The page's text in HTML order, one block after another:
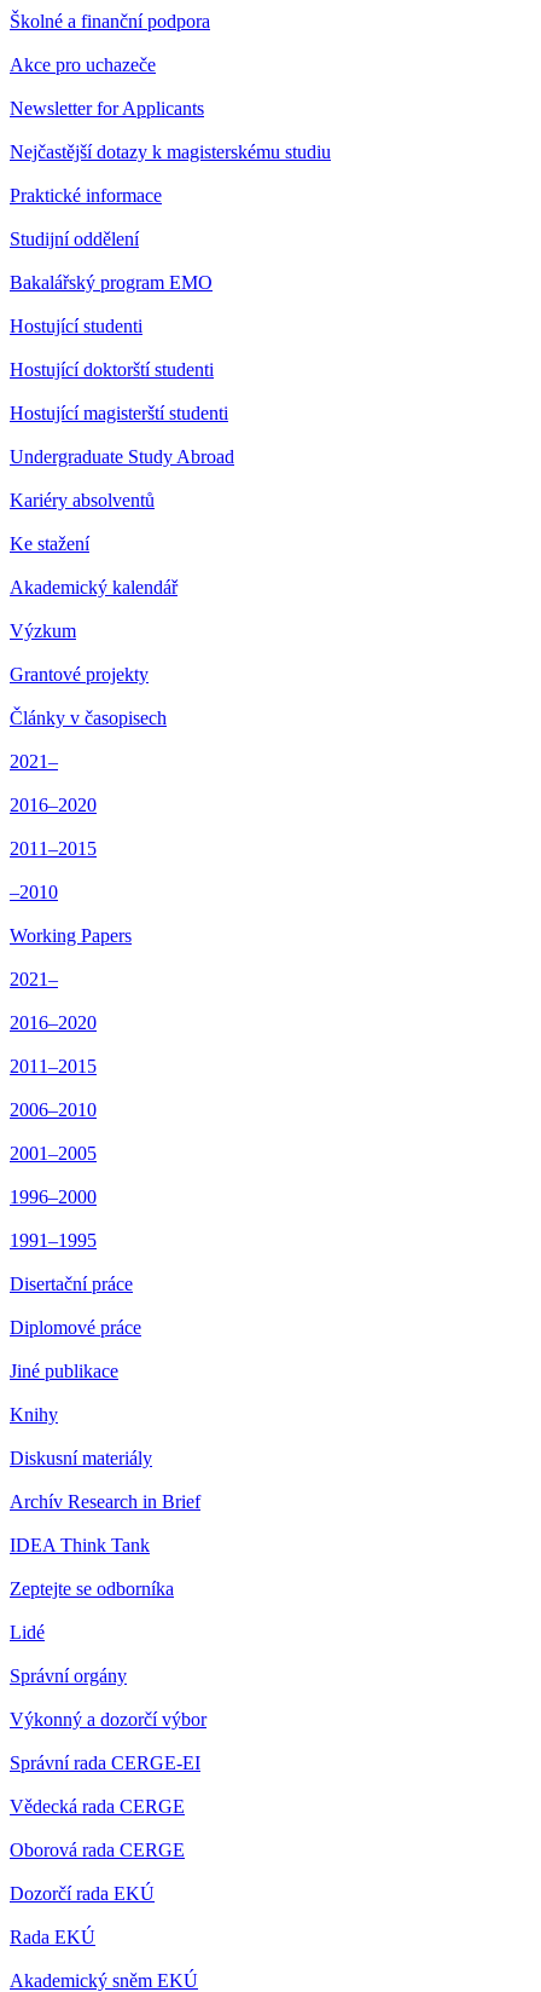
Školné a finanční podpora
Akce pro uchazeče
Newsletter for Applicants
Nejčastější dotazy k magisterskému studiu
Praktické informace
Studijní oddělení
Bakalářský program EMO
Hostující studenti
Hostující doktorští studenti
Hostující magisterští studenti
Undergraduate Study Abroad
Kariéry absolventů
Ke stažení
Akademický kalendář
Výzkum
Grantové projekty
Články v časopisech
2021–
2016–2020
2011–2015
–2010
Working Papers
2021–
2016–2020
2011–2015
2006–2010
2001–2005
1996–2000
1991–1995
Disertační práce
Diplomové práce
Jiné publikace
Knihy
Diskusní materiály
Archív Research in Brief
IDEA Think Tank
Zeptejte se odborníka
Lidé
Správní orgány
Výkonný a dozorčí výbor
Správní rada CERGE-EI
Vědecká rada CERGE
Oborová rada CERGE
Dozorčí rada EKÚ
Rada EKÚ
Akademický sněm EKÚ